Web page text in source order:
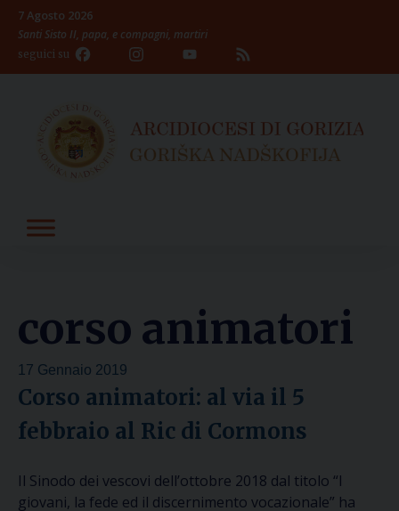
Skip
content
7 Agosto 2026
Santi Sisto II, papa, e compagni, martiri
seguici su Facebook InstagramYouTube
Channel
corso animatori
17 Gennaio 2019
Corso animatori: al via il 5
febbraio al Ric di Cormons
Il Sinodo dei vescovi dell’ottobre 2018 dal titolo “I
giovani, la fede ed il discernimento vocazionale” ha